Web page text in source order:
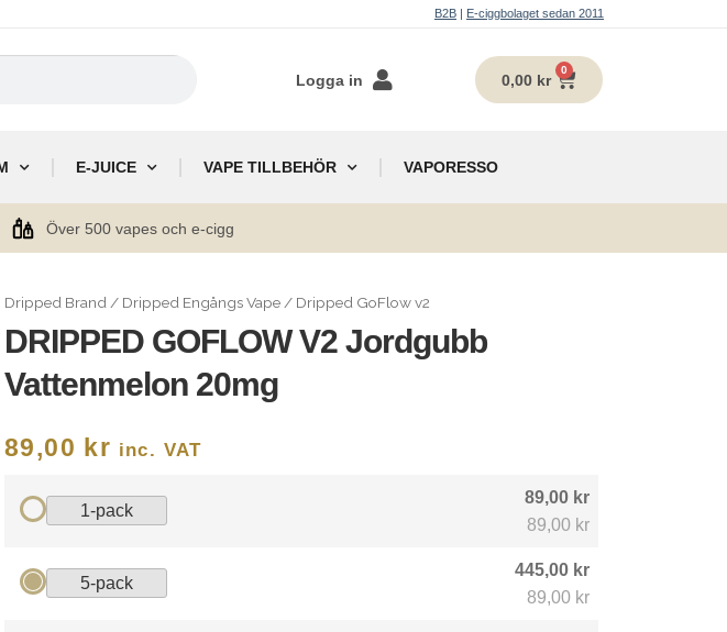
B2B | E-ciggbolaget sedan 2011
Logga in 0,00 kr
0
E-JUICE VAPE TILLBEHÖR VAPORESSO
Över 500 vapes och e-cigg
Dripped Brand/ Dripped Engångs Vape/ Dripped GoFlow v2
DRIPPED GOFLOW V2 Jordgubb
Vattenmelon 20mg
89,00 kr inc. VAT
1-pack
89,00 kr
89,00 kr
5-pack
445,00 kr
89,00 kr